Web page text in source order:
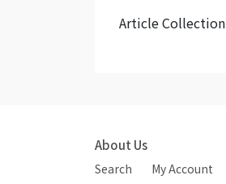
Article Collection
About Us
Search My Account